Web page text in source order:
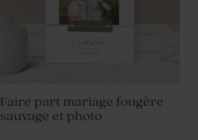
Faire part mariage fougère
sauvage et photo